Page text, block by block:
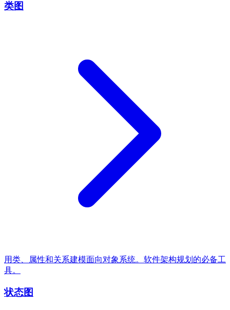
类图
用类、属性和关系建模面向对象系统。软件架构规划的必备工
具。
状态图